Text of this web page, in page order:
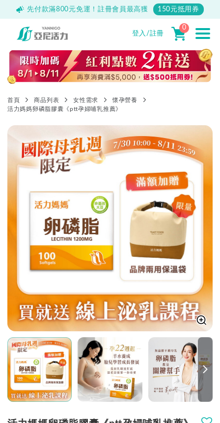
先付款滿800元免運！註冊會員最高獲 150元抵用券
登入/註冊
0
首頁 商品列表 女性需求
懷孕營養
活力媽媽卵磷脂膠囊《ptt孕婦哺乳推薦》